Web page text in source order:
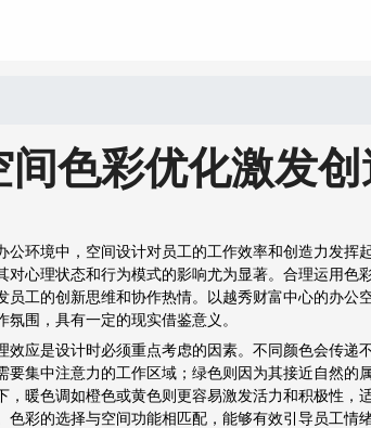
色彩优化激发创
公环境中，空间设计对员工的工作效率和创造力发挥
对心理状态和行为模式的影响尤为显著。合理运用色
员工的创新思维和协作热情。以越秀财富中心的办公
氛围，具有一定的现实借鉴意义。
效应是设计时必须重点考虑的因素。不同颜色会传递
要集中注意力的工作区域；绿色则因为其接近自然的
，暖色调如橙色或黄色则更容易激发活力和积极性，
色彩的选择与空间功能相匹配，能够有效引导员工情